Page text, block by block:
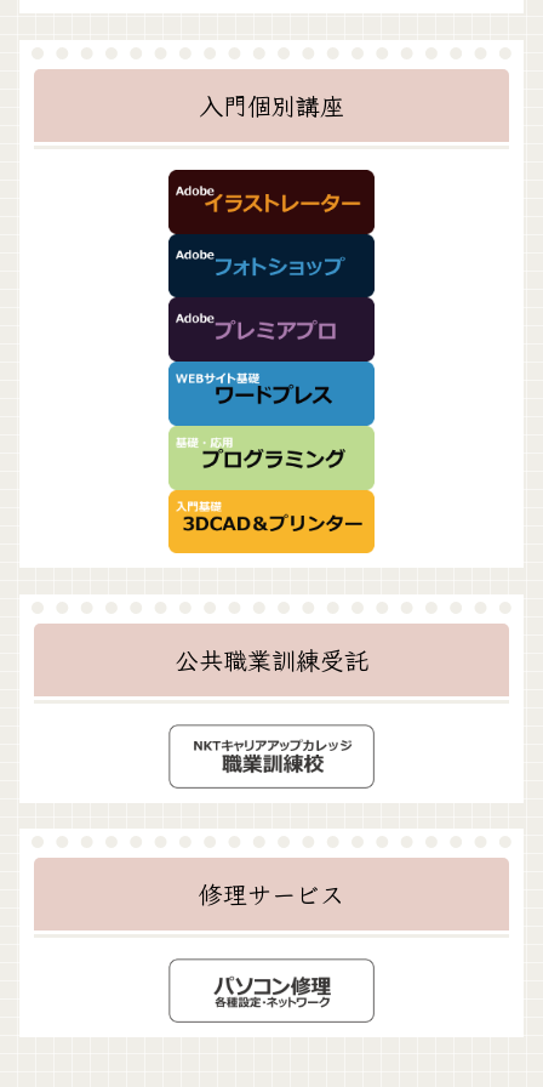
入門個別講座
公共職業訓練受託
修理サービス